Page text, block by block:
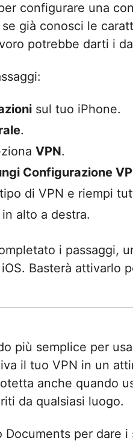
configurare una
già conosci le
potrebbe darti i
sul tuo iPhone.
.
VPN.
Configurazione
di VPN e riempi
in alto a destra.
i passaggi,
Basterà attivarlo
più semplice per
il tuo VPN in un
anche quando
da qualsiasi luogo.
Documents per dare